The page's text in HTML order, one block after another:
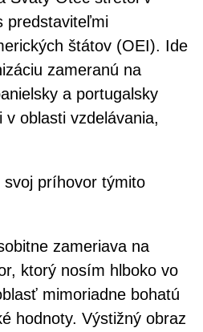
predstaviteľmi
štátov (OEI). Ide
zameranú na
a portugalsky
v oblasti vzdelávania,
príhovor týmito
zameriava na
ktorý nosím hlboko vo
mimoriadne bohatú
hodnoty. Výstižný obraz